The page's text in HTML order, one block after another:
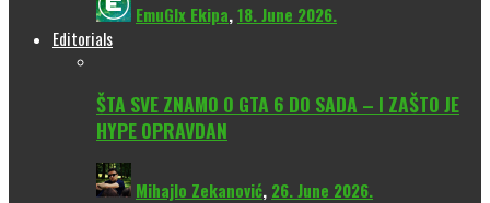
EmuGlx Ekipa,18. June 2026.
Editorials
ŠTA SVE ZNAMO O GTA 6 DO SADA – I ZAŠTO JE
HYPE OPRAVDAN
Mihajlo Zekanović, 26. June 2026.